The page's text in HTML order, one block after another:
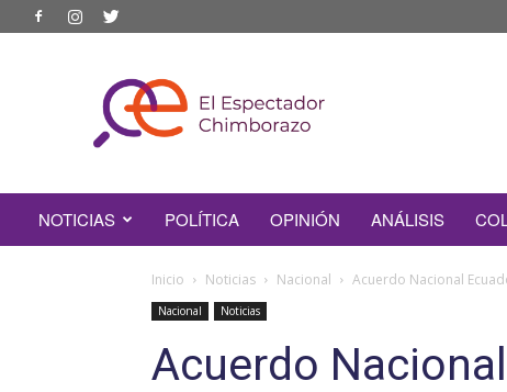
ESPECTADOR
CHIMBORAZO
NOTICIAS POLÍTICA OPINIÓN ANÁLISIS
Inicio Noticias Nacional Acuerdo Nacional
Nacional Noticias
Acuerdo